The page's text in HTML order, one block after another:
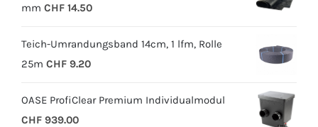
mm CHF 14.50
Teich-Umrandungsband 14cm, 1 lfm, Rolle
25m CHF 9.20
OASE ProfiClear Premium Individualmodul
CHF 939.00